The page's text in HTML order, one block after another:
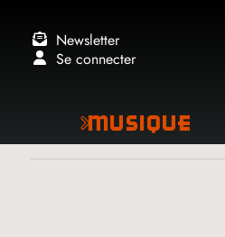
Newsletter
Se connecter
Musique